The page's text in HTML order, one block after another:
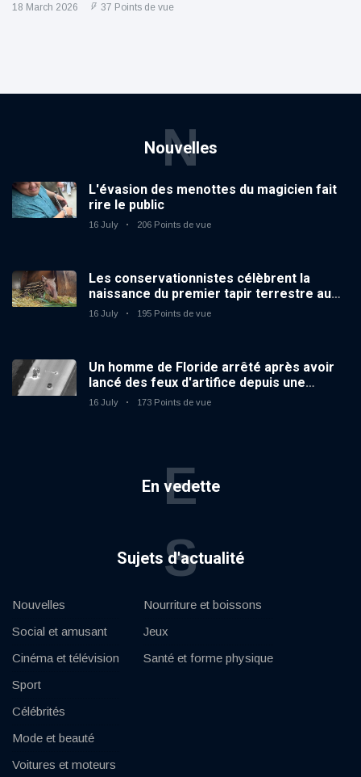
18 March 2026 37 Points de vue
Nouvelles
N
L'évasion des menottes du magicien fait
rire le public
16 July 206 Points de vue
Les conservationnistes célèbrent la
naissance du premier tapir terrestre au
zoo du Royaume-Uni depuis 14 ans
16 July 195 Points de vue
Un homme de Floride arrêté après avoir
lancé des feux d'artifice depuis une
voiture en mouvement
16 July 173 Points de vue
En vedette
E
Sujets d'actualité
S
Nouvelles
Social et amusant
Cinéma et télévision
Sport
Célébrités
Mode et beauté
Voitures et moteurs
Nourriture et boissons
Jeux
Santé et forme physique